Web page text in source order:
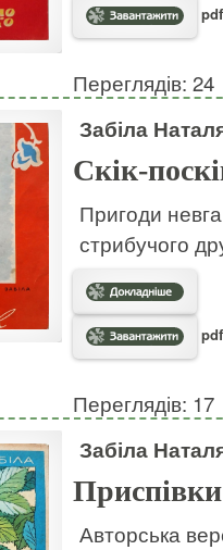
Переглядів: 24
Забіла
Скік-
Пригоди
стрибучого
Переглядів: 17
Забіла
Приспівки
Авторська